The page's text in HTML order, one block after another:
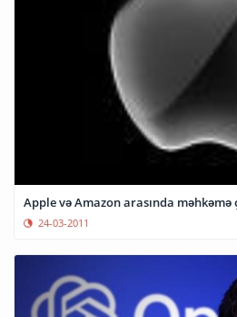
Apple və Amazon arasında məhkəmə
24-03-2011